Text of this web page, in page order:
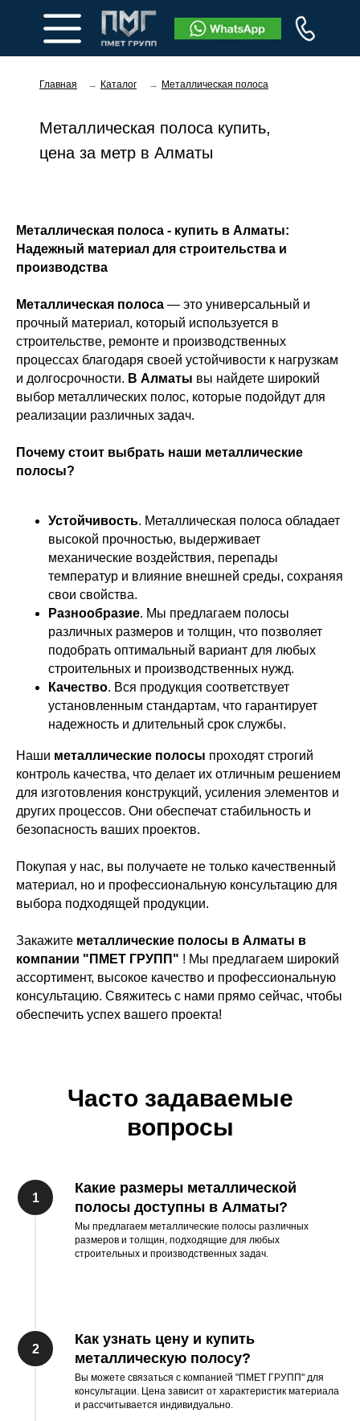
Главная Каталог
→ Металлическая полоса
→
Металлическая полоса купить,
цена за метр в Алматы
Металлическая полоса - купить в Алматы:
Надежный материал для строительства и
производства
Металлическая полоса — это универсальный и
прочный материал, который используется в
строительстве, ремонте и производственных
процессах благодаря своей устойчивости к нагрузкам
и долгосрочности. В Алматы вы найдете широкий
выбор металлических полос, которые подойдут для
реализации различных задач.
Почему стоит выбрать наши металлические
полосы?
Устойчивость. Металлическая полоса обладает
высокой прочностью, выдерживает
механические воздействия, перепады
температур и влияние внешней среды, сохраняя
свои свойства.
Разнообразие. Мы предлагаем полосы
различных размеров и толщин, что позволяет
подобрать оптимальный вариант для любых
строительных и производственных нужд.
Качество. Вся продукция соответствует
установленным стандартам, что гарантирует
надежность и длительный срок службы.
Наши металлические полосы проходят строгий
контроль качества, что делает их отличным решением
для изготовления конструкций, усиления элементов и
других процессов. Они обеспечат стабильность и
безопасность ваших проектов.
Покупая у нас, вы получаете не только качественный
материал, но и профессиональную консультацию для
выбора подходящей продукции.
Закажите металлические полосы в Алматы в
компании "ПМЕТ ГРУПП" ! Мы предлагаем широкий
ассортимент, высокое качество и профессиональную
консультацию. Свяжитесь с нами прямо сейчас, чтобы
обеспечить успех вашего проекта!
Часто задаваемые
вопросы
Какие размеры металлической
полосы доступны в Алматы?
Мы предлагаем металлические полосы различных
размеров и толщин, подходящие для любых
строительных и производственных задач.
Как узнать цену и купить
металлическую полосу?
Вы можете связаться с компанией "ПМЕТ ГРУПП" для
консультации. Цена зависит от характеристик материала
и рассчитывается индивидуально.